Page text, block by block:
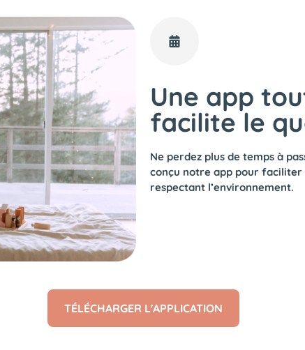
Une app
facilite le
Ne perdez plus de temps à
conçu notre app pour faciliter
respectant l’environnement.
TÉLÉCHARGER L'APPLICATION